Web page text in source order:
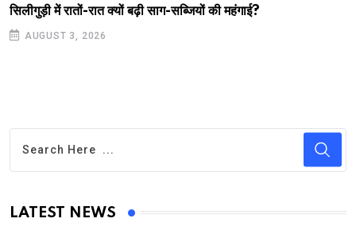
सिलीगुड़ी में रातों-रात क्यों बढ़ी साग-सब्जियों की महंगाई?
AUGUST 3, 2026
LATEST NEWS